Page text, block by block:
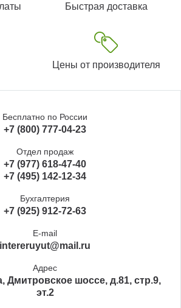
Быстрая доставка
Цены от производителя
Бесплатно по России
+7 (800) 777-04-23
Отдел продаж
+7 (977) 618-47-40
+7 (495) 142-12-34
Бухгалтерия
+7 (925) 912-72-63
E-mail
intereruyut@mail.ru
Адрес
Дмитровское шоссе, д.81, стр.9,
эт.2